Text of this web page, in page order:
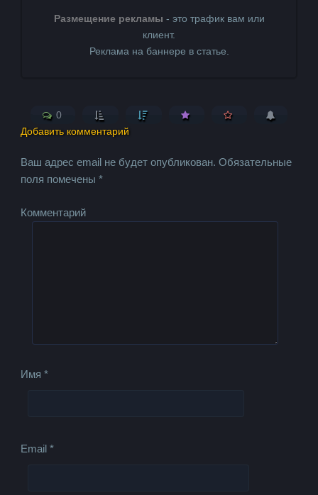
Размещение рекламы - это трафик вам или
клиент.
Реклама на баннере в статье.
0
Добавить комментарий
Ваш адрес email не будет опубликован. Обязательные
поля помечены*
Комментарий
Имя*
Email*